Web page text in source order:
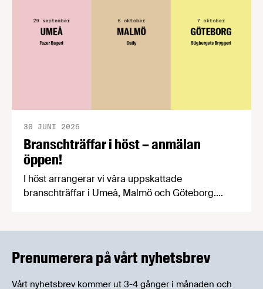
Branschträffar i höst – anmälan
öppen!
30 JUNI 2026
I höst arrangerar vi våra uppskattade
branschträffar i Umeå, Malmö och Göteborg.
Prenumerera på vårt nyhetsbrev
Vårt nyhetsbrev kommer ut 3-4 gånger i månaden och